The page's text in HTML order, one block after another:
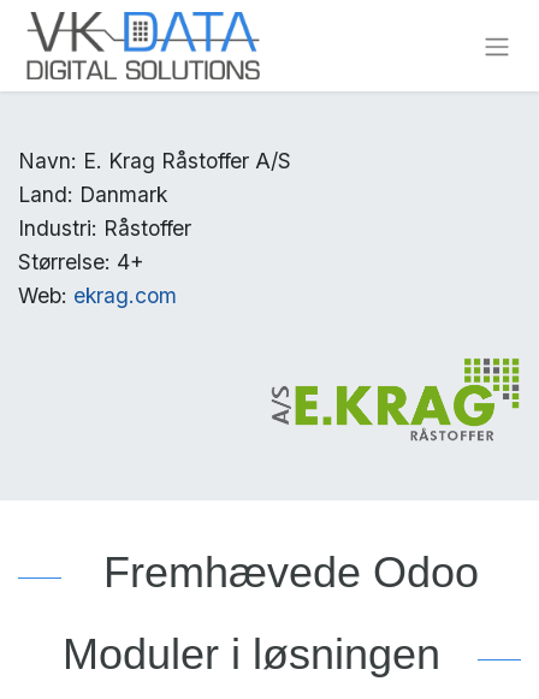
Skip to Content
Navn: E. Krag Råstoffer A/S
Land: Danmark
Industri: Råstoffer
Størrelse: 4+
Web: ekrag.com
Fremhævede Odoo
Moduler i løsningen